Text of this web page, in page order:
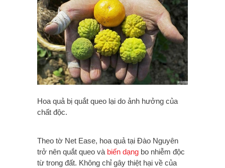
Hoa quả bị quắt queo lại do ảnh hưởng của
chất độc.
Theo tờ Net Ease, hoa quả tại Đào Nguyên
trở nên quắt queo và biến dạng bo nhiễm độc
từ trong đất. Không chỉ gây thiệt hại về của